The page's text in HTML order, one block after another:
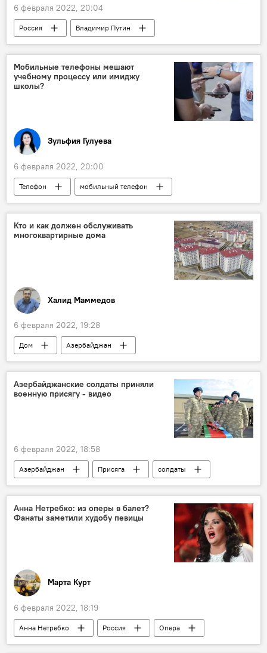
6 февраля 2022, 20:04
Россия
Владимир Путин
Реджеп Тайип Эрдоган
Коронавирус
Мобильные телефоны мешают
учебному процессу или имиджу
школы?
Зульфия Гулуева
6 февраля 2022, 20:00
Телефон
мобильный телефон
школа
учеба Учебный процесс
Кто и как должен обслуживать
многоквартирные дома
Халид Маммедов
6 февраля 2022, 19:28
Дом
Азербайджан
Многоквартирный дом
обслуживание
Азербайджанские солдаты приняли
военную присягу - видео
6 февраля 2022, 18:58
Азербайджан Присяга солдаты
Анна Нетребко: из оперы в балет?
Фанаты заметили худобу певицы
Марта Курт
6 февраля 2022, 18:19
Анна Нетребко Россия
Опера
балет
худоба фанаты